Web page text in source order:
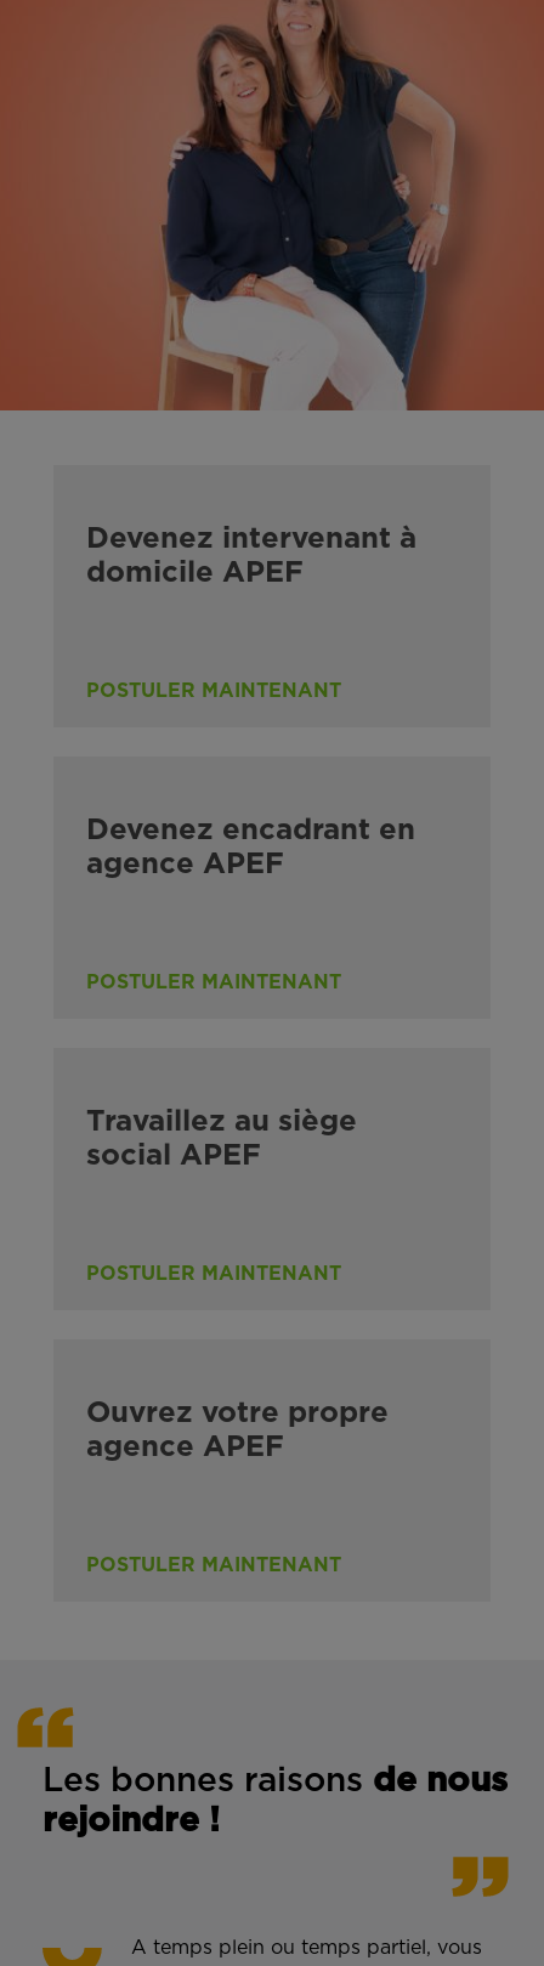
Devenez intervenant à
domicile APEF
POSTULER MAINTENANT
Devenez encadrant en
agence APEF
POSTULER MAINTENANT
Travaillez au siège
social APEF
POSTULER MAINTENANT
Ouvrez votre propre
agence APEF
POSTULER MAINTENANT
Les bonnes raisons de nous
rejoindre !
A temps plein ou temps partiel, vous